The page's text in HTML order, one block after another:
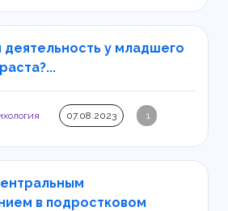
деятельность у младшего
07.08.2023 1
в подростковом